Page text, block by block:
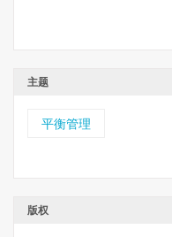
主题
平衡管理
版权